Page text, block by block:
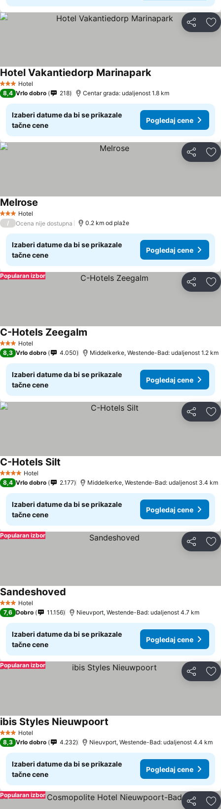
Deli
3 Zvezdice
Hotel
Hotel Vakantiedorp Marinapark
8,4 Vrlo dobro 218 Centar grada: udaljenost 1.8 km
Izaberi datume da bi se prikazale
tačne cene
Pogledaj cene
Deli
3 Zvezdice
Hotel
Melrose
/ Ocena nije dostupna 0.2 km od plaže
Izaberi datume da bi se prikazale
tačne cene
Pogledaj cene
Deli
Popularan izbor
3 Zvezdice
Hotel
C-Hotels Zeegalm
8,3 Vrlo dobro 4.050 Middelkerke, Westende-Bad: udaljenost 1.2 km
Izaberi datume da bi se prikazale
tačne cene
Pogledaj cene
Deli
4 ZvezdiceHotel
C-Hotels Silt
8,4 Vrlo dobro 2.177 Middelkerke, Westende-Bad: udaljenost 3.4 km
Izaberi datume da bi se prikazale
tačne cene
Pogledaj cene
Deli
Popularan izbor
3 Zvezdice
Hotel
Sandeshoved
7,6 Dobro 11.156 Nieuvport, Westende-Bad: udaljenost 4.7 km
Izaberi datume da bi se prikazale
tačne cene
Pogledaj cene
Deli
Popularan izbor
3 Zvezdice
Hotel
ibis Styles Nieuwpoort
8,3 Vrlo dobro 4.232 Nieuvport, Westende-Bad: udaljenost 4.4 km
Izaberi datume da bi se prikazale
tačne cene
Pogledaj cene
Deli
Popularan izbor